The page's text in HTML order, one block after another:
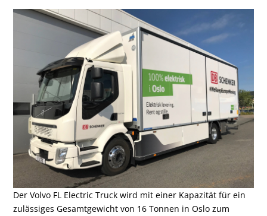
Der Volvo FL Electric Truck wird mit einer Kapazität für ein
zulässiges Gesamtgewicht von 16 Tonnen in Oslo zum